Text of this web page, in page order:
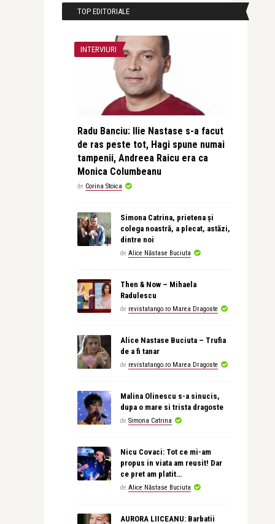
TOP EDITORIALE
INTERVIURI
Radu Banciu: Ilie Nastase s-a facut
de ras peste tot, Hagi spune numai
tampenii, Andreea Raicu era ca
Monica Columbeanu
de Corina Stoica
Simona Catrina, prietena și
colega noastră, a plecat, astăzi,
dintre noi
de Alice Năstase Buciuta
Then & Now – Mihaela
Radulescu
de revistatango.ro Marea Dragoste
Alice Nastase Buciuta – Trufia
de a fi tanar
de revistatango.ro Marea Dragoste
Malina Olinescu s-a sinucis,
dupa o mare si trista dragoste
de Simona Catrina
Nicu Covaci: Tot ce mi-am
propus in viata am reusit! Dar
ce pret am platit…
de Alice Năstase Buciuta
AURORA LIICEANU: Barbatii